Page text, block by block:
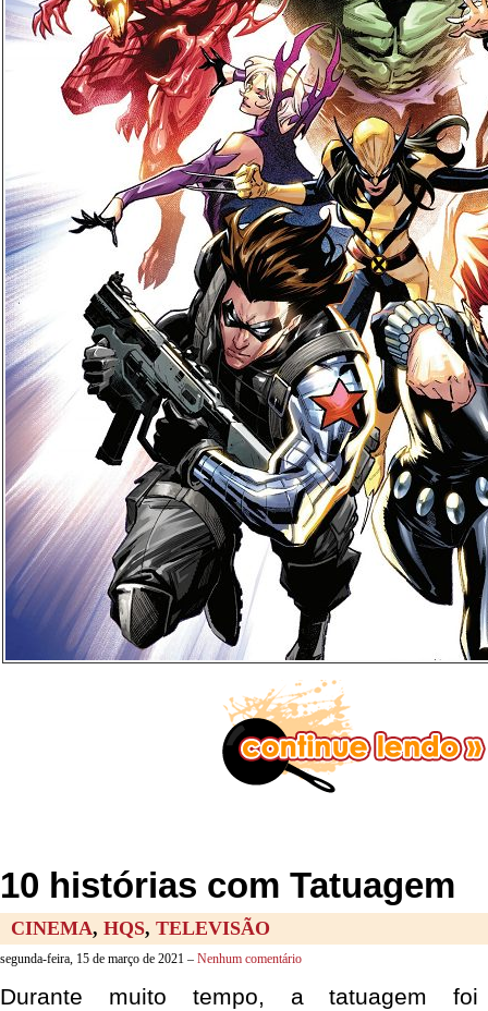
10 histórias com Tatuagem
CINEMA, HQS, TELEVISÃO
segunda-feira, 15 de março de 2021 – Nenhum comentário
Durante muito tempo, a tatuagem